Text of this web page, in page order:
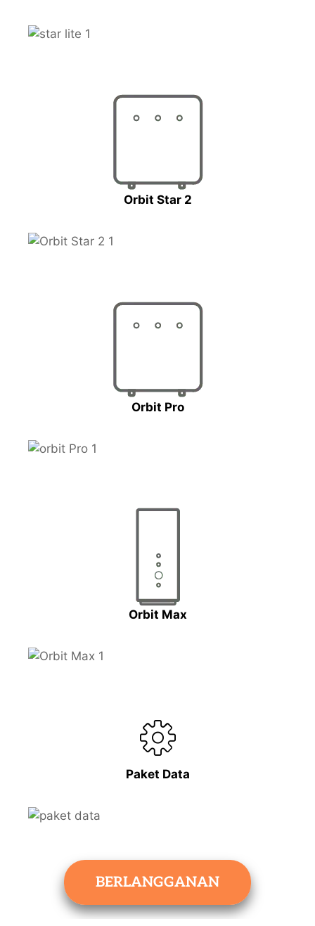
Orbit Star 2
Orbit Pro
Orbit Max
Paket Data
BERLANGGANAN